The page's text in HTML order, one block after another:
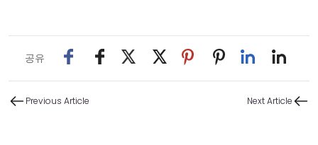
공유
Previous Article Next Article